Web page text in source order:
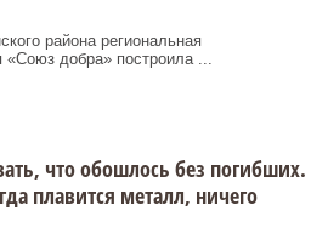
района региональная
добра» построила ...
что обошлось без погибших.
плавится металл, ничего